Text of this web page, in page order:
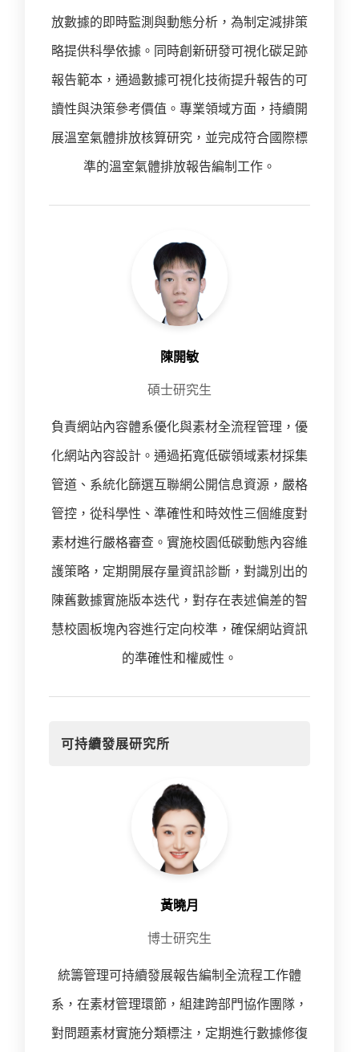
放數據的即時監測與動態分析，為制定減排策
略提供科學依據。同時創新研發可視化碳足跡
報告範本，通過數據可視化技術提升報告的可
讀性與決策參考價值。專業領域方面，持續開
展溫室氣體排放核算研究，並完成符合國際標
準的溫室氣體排放報告編制工作。
陳開敏
碩士研究生
負責網站內容體系優化與素材全流程管理，優
化網站內容設計。通過拓寬低碳領域素材採集
管道、系統化篩選互聯網公開信息資源，嚴格
管控，從科學性、準確性和時效性三個維度對
素材進行嚴格審查。實施校園低碳動態內容維
護策略，定期開展存量資訊診斷，對識別出的
陳舊數據實施版本迭代，對存在表述偏差的智
慧校園板塊內容進行定向校準，確保網站資訊
的準確性和權威性。
可持續發展研究所
黃曉月
博士研究生
統籌管理可持續發展報告編制全流程工作體
系，在素材管理環節，組建跨部門協作團隊，
對問題素材實施分類標注，定期進行數據修復